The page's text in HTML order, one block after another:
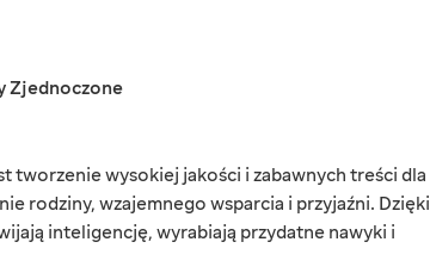
Zjednoczone
tworzenie wysokiej jakości i zabawnych treści dla
rodziny, wzajemnego wsparcia i przyjaźni. Dzięki
inteligencję, wyrabiają przydatne nawyki i